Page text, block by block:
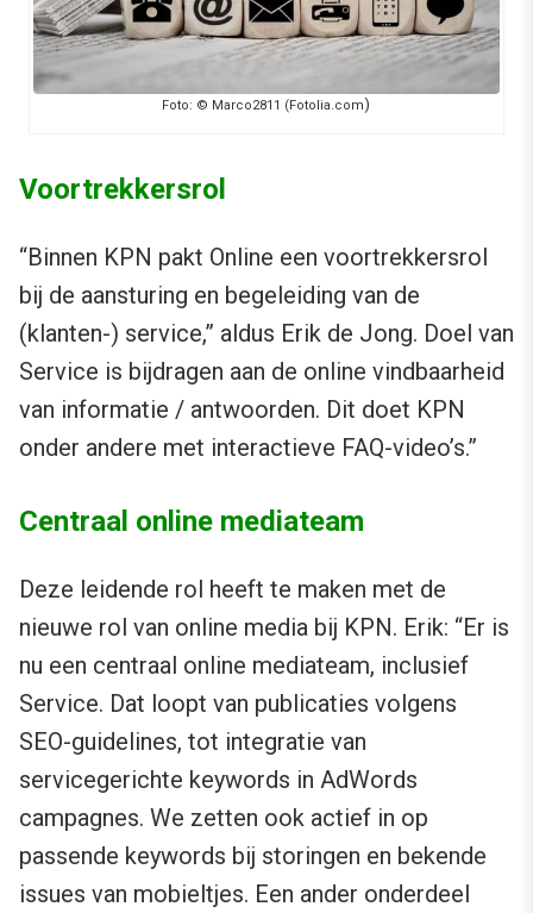
Foto: © Marco2811 (Fotolia.com)
Voortrekkersrol
“Binnen KPN pakt Online een voortrekkersrol
bij de aansturing en begeleiding van de
(klanten-) service,” aldus Erik de Jong. Doel van
Service is bijdragen aan de online vindbaarheid
van informatie / antwoorden. Dit doet KPN
onder andere met interactieve FAQ-video’s.”
Centraal online mediateam
Deze leidende rol heeft te maken met de
nieuwe rol van online media bij KPN. Erik: “Er is
nu een centraal online mediateam, inclusief
Service. Dat loopt van publicaties volgens
SEO-guidelines, tot integratie van
servicegerichte keywords in AdWords
campagnes. We zetten ook actief in op
passende keywords bij storingen en bekende
issues van mobieltjes. Een ander onderdeel